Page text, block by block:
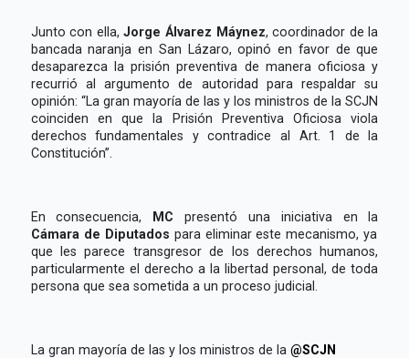
Junto con ella, Jorge Álvarez Máynez, coordinador de la
bancada naranja en San Lázaro, opinó en favor de que
desaparezca la prisión preventiva de manera oficiosa y
recurrió al argumento de autoridad para respaldar su
opinión: “La gran mayoría de las y los ministros de la SCJN
coinciden en que la Prisión Preventiva Oficiosa viola
derechos fundamentales y contradice al Art. 1 de la
Constitución”.
En consecuencia, MCpresentó una iniciativa en la
Cámara de Diputados para eliminar este mecanismo, ya
que les parece transgresor de los derechos humanos,
particularmente el derecho a la libertad personal, de toda
persona que sea sometida a un proceso judicial.
La gran mayoría de las y los ministros de la @SCJN